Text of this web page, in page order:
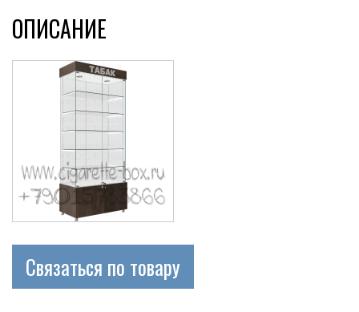
ОПИСАНИЕ
Связаться по товару